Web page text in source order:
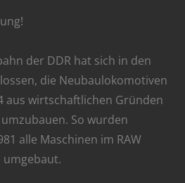
der DDR hat sich in den
die Neubaulokomotiven
aus wirtschaftlichen Gründen
So wurden
alle Maschinen im RAW